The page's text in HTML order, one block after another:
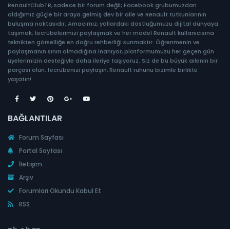
RenaultClubTR, sadece bir forum değil; Facebook grubumuzdan
aldığımız güçle bir araya gelmiş dev bir aile ve Renault tutkunlarının
buluşma noktasıdır. Amacımız, yollardaki dostluğumuzu dijital dünyaya
taşımak, tecrübelerimizi paylaşmak ve her model Renault kullanıcısına
teknikten görselliğe en doğru rehberliği sunmaktır. Öğrenmenin ve
paylaşmanın sınırı olmadığına inanıyor, platformumuzu her geçen gün
üyelerimizin desteğiyle daha ileriye taşıyoruz. Siz de bu büyük ailenin bir
parçası olun, tecrübenizi paylaşın, Renault ruhunu bizimle birlikte
yaşatın!
BAĞLANTILAR
Forum Sayfası
Portal Sayfası
İletişim
Arşiv
Forumları Okundu Kabul Et
RSS